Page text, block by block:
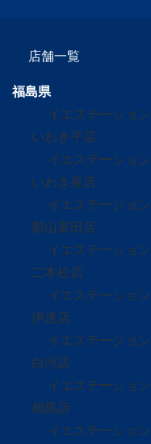
店舗一覧
福島県
イエステーション
いわき平店
イエステーション
いわき泉店
イエステーション
郡山富田店
イエステーション
二本松店
イエステーション
伊達店
イエステーション
白河店
イエステーション
相馬店
イエステーション